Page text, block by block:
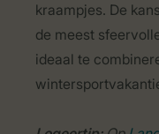
kraampjes. De
de meest
ideaal te